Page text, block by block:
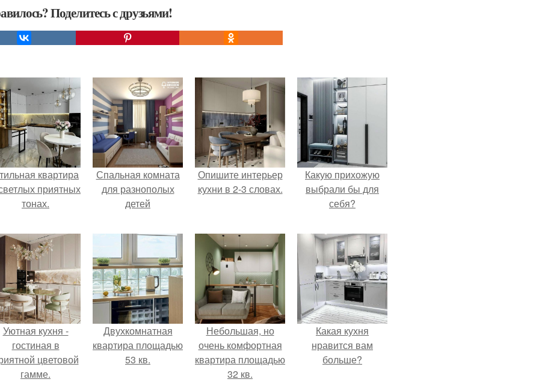
Поделитесь с друзьями!
квартира
приятных
тонах.
Спальная комната
для разнополых
детей
Опишите интерьер
кухни в 2-3 словах.
Какую прихожую
выбрали бы для
себя?
Уютная кухня -
гостиная в
цветовой
гамме.
Двухкомнатная
квартира площадью
53 кв.
Небольшая, но
очень комфортная
квартира площадью
32 кв.
Какая кухня
нравится вам
больше?